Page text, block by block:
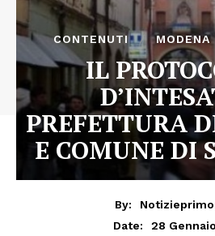
CONTENUTI MODENA
IL
PREFETTURA
E COMUNE DI
By:
Date:
28